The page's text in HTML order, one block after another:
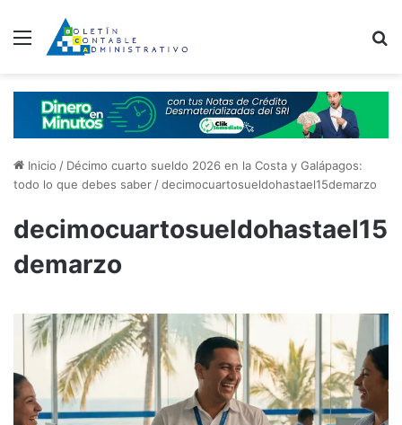
Menú
Inicio / Décimo cuarto sueldo 2026 en la Costa y Galápagos:
todo lo que debes saber /decimocuartosueldohastael15demarzo
decimocuartosueldohastael15
demarzo